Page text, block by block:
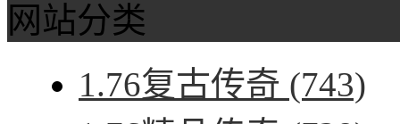
网站分类
1.76复古传奇 (743)